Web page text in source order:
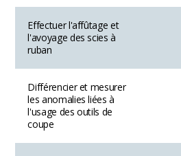
Effectuer l'affûtage et
l'avoyage des scies à
ruban
Différencier et mesurer
les anomalies liées à
l'usage des outils de
coupe